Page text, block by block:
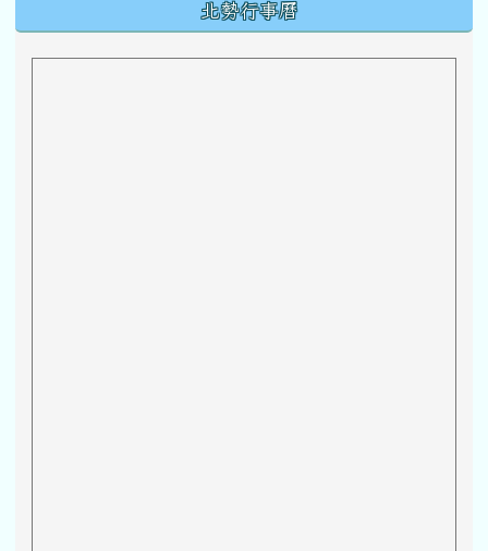
北勢行事曆